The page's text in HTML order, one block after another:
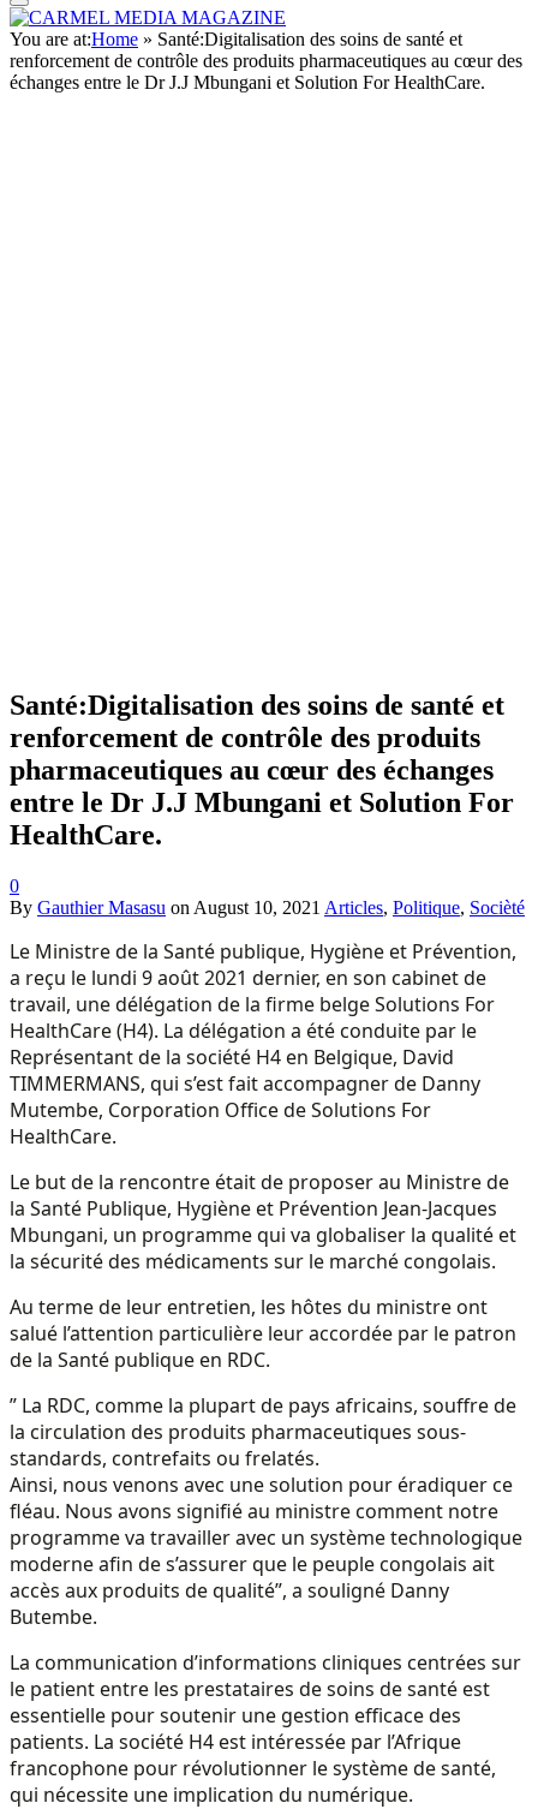
You are at:Home » Santé:Digitalisation des soins de santé et
renforcement de contrôle des produits pharmaceutiques au cœur des
échanges entre le Dr J.J Mbungani et Solution For HealthCare.
Santé:Digitalisation des soins de santé et
renforcement de contrôle des produits
pharmaceutiques au cœur des échanges
entre le Dr J.J Mbungani et Solution For
HealthCare.
0
By Gauthier Masasu on August 10, 2021 Articles, Politique, Socièté
Le Ministre de la Santé publique, Hygiène et Prévention,
a reçu le lundi 9 août 2021 dernier, en son cabinet de
travail, une délégation de la firme belge Solutions For
HealthCare (H4). La délégation a été conduite par le
Représentant de la société H4 en Belgique, David
TIMMERMANS, qui s’est fait accompagner de Danny
Mutembe, Corporation Office de Solutions For
HealthCare.
Le but de la rencontre était de proposer au Ministre de
la Santé Publique, Hygiène et Prévention Jean-Jacques
Mbungani, un programme qui va globaliser la qualité et
la sécurité des médicaments sur le marché congolais.
Au terme de leur entretien, les hôtes du ministre ont
salué l’attention particulière leur accordée par le patron
de la Santé publique en RDC.
” La RDC, comme la plupart de pays africains, souffre de
la circulation des produits pharmaceutiques sous-
standards, contrefaits ou frelatés.
Ainsi, nous venons avec une solution pour éradiquer ce
fléau. Nous avons signifié au ministre comment notre
programme va travailler avec un système technologique
moderne afin de s’assurer que le peuple congolais ait
accès aux produits de qualité”, a souligné Danny
Butembe.
La communication d’informations cliniques centrées sur
le patient entre les prestataires de soins de santé est
essentielle pour soutenir une gestion efficace des
patients. La société H4 est intéressée par l’Afrique
francophone pour révolutionner le système de santé,
qui nécessite une implication du numérique.